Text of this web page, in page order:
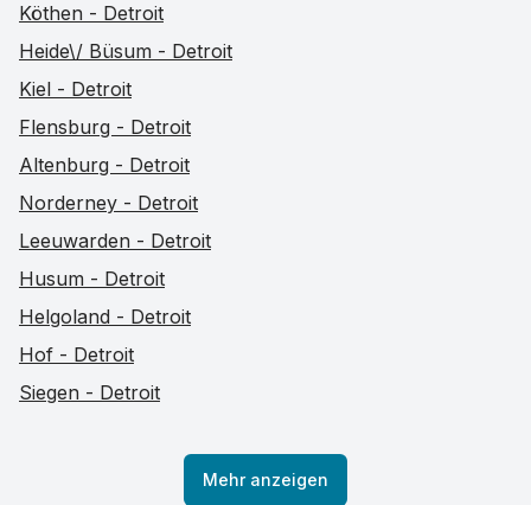
Köthen - Detroit
Heide\/ Büsum - Detroit
Kiel - Detroit
Flensburg - Detroit
Altenburg - Detroit
Norderney - Detroit
Leeuwarden - Detroit
Husum - Detroit
Helgoland - Detroit
Hof - Detroit
Siegen - Detroit
Mehr anzeigen